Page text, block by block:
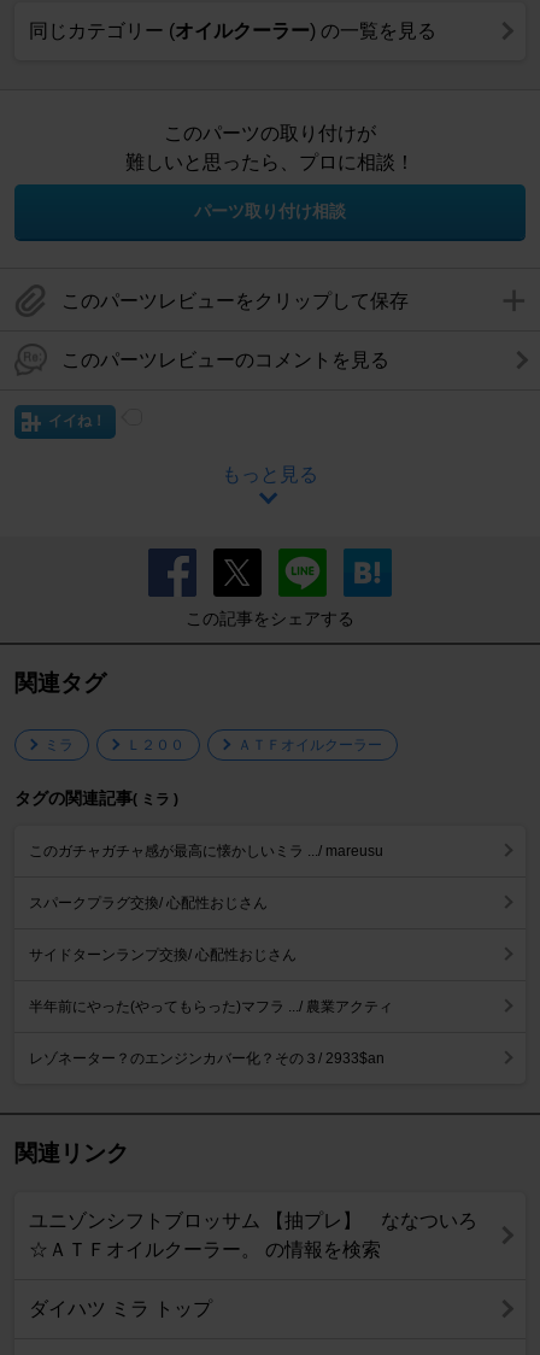
同じカテゴリー (オイルクーラー) の一覧を見る
このパーツの取り付けが
難しいと思ったら、プロに相談！
パーツ取り付け相談
このパーツレビューをクリップして保存
このパーツレビューのコメントを見る
イイね！
もっと見る
この記事をシェアする
関連タグ
ミラ Ｌ２００ ＡＴＦオイルクーラー
タグの関連記事( ミラ )
このガチャガチャ感が最高に懐かしいミラ .../ mareusu
スパークプラグ交換/ 心配性おじさん
サイドターンランプ交換/ 心配性おじさん
半年前にやった(やってもらった)マフラ .../ 農業アクティ
レゾネーター？のエンジンカバー化？その３/ 2933$an
関連リンク
ユニゾンシフトブロッサム 【抽プレ】 ななついろ
☆ＡＴＦオイルクーラー。 の情報を検索
ダイハツ ミラ トップ